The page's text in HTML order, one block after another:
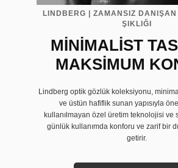
LINDBERG | ZAMANSIZ
ŞIKLIĞI
MİNİMALİST
MAKSİMUM
Lindberg optik gözlük koleksiyonu,
ve üstün hafiflik sunan yapısıyla
kullanılmayan özel üretim teknolojisi ve
günlük kullanımda konforu ve zarif bir
getirir.